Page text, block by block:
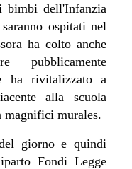
bimbi dell'Infanzia
ospitati nel
ha colto anche
pubblicamente
ha rivitalizzato a
alla scuola
magnifici murales.
giorno e quindi
Fondi Legge